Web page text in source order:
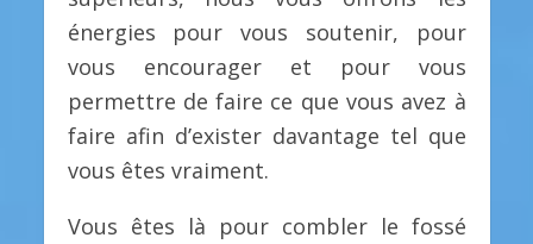
énergies pour vous soutenir, pour
vous encourager et pour vous
permettre de faire ce que vous avez à
faire afin d’exister davantage tel que
vous êtes vraiment.
Vous êtes là pour combler le fossé